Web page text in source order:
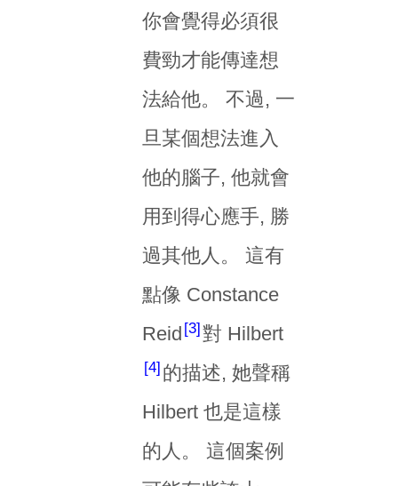
你會覺得必須很
費勁才能傳達想
法給他。 不過, 一
旦某個想法進入
他的腦子, 他就會
用到得心應手, 勝
過其他人。 這有
點像 Constance
Reid 3 對 Hilbert
4 的描述, 她聲稱
Hilbert 也是這樣
的人。 這個案例